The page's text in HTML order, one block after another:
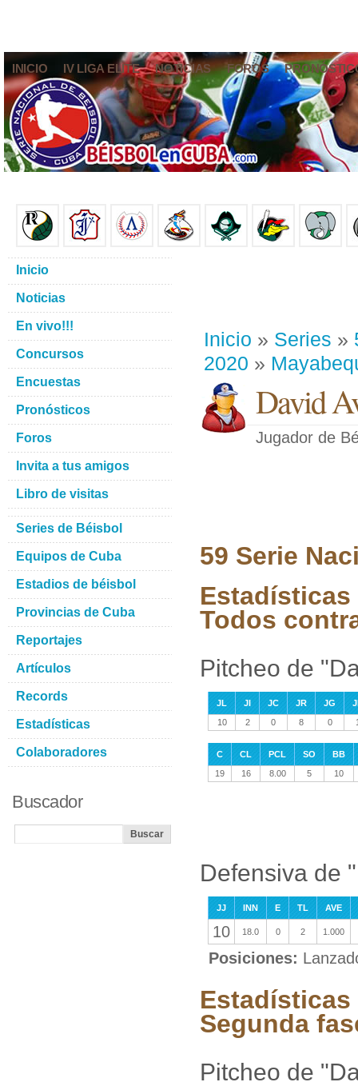
INICIO IV LIGA ELITE NOTICIAS FOROS
Inicio » Series »
2020 »
David
Jugador de
59 Serie
Estadísticas
Todos
Pitcheo de
JL JI JC JR JG
10
2 0 8 0
C CL PCL SO
BB
19
16 8.00 5 10
Defensiva de
JJ INN E TL AVE
10 18.0 0 2 1.000
Posiciones:
Estadísticas
Segunda
Pitcheo de
Inicio
Noticias
En vivo!!!
Concursos
Encuestas
Pronósticos
Foros
Invita a tus amigos
Libro de visitas
Series de Béisbol
Equipos de Cuba
Estadios de béisbol
Provincias de Cuba
Reportajes
Artículos
Records
Estadísticas
Colaboradores
Buscador